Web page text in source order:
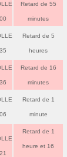
Retard de 55
minutes
Retard de 5
heures
Retard de 16
minutes
Retard de 1
minute
Retard de 1
heure et 16